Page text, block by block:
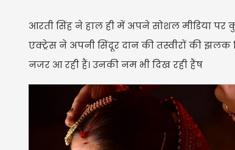
आरती सिंह ने हाल ही में अपने सोशल मीडिया
एक्ट्रेस ने अपनी सिंदूर दान की तस्वीरों की
नजर आ रही हैं। उनकी नम भी दिख रही हैंष